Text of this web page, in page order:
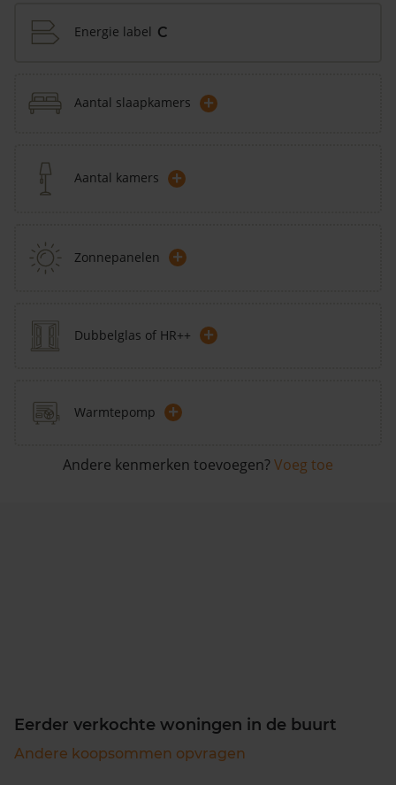
Energie label C
Aantal slaapkamers +
Aantal kamers +
Zonnepanelen +
Dubbelglas of HR++ +
Warmtepomp +
Andere kenmerken toevoegen? Voeg toe
Eerder verkochte woningen in de buurt
Andere koopsommen opvragen